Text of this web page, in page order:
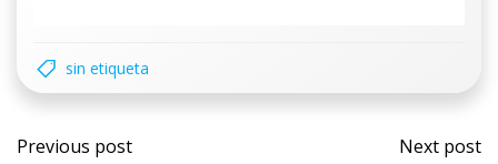
sin etiqueta
Previous post Next post